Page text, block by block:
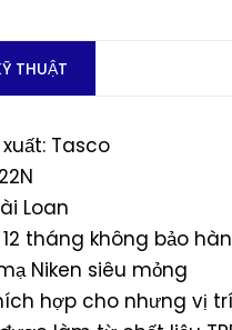
THUẬT
Tasco
Loan
12 tháng không bảo
Niken siêu mỏng
hợp cho nhưng vị